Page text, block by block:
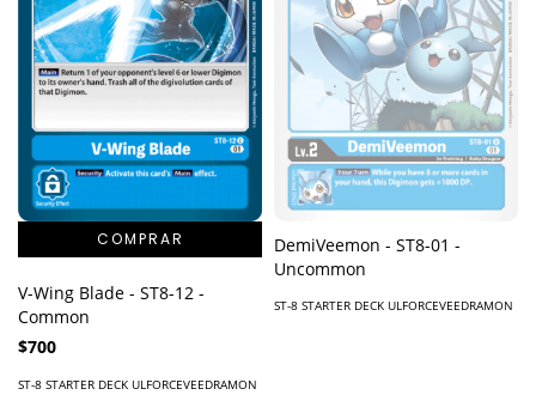
V-Wing Blade - ST8-12 -
Common
$700
ST-8 STARTER DECK ULFORCEVEEDRAMON
DemiVeemon - ST8-01 -
Uncommon
ST-8 STARTER DECK ULFORCEVEEDRAMON